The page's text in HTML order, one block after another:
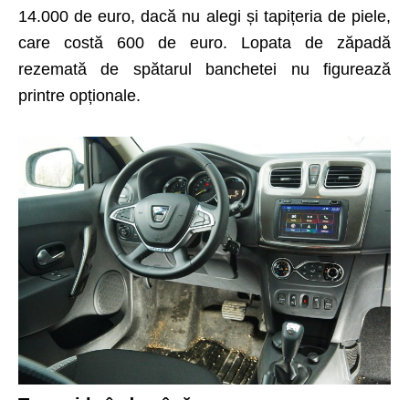
14.000 de euro, dacă nu alegi și tapițeria de piele,
care costă 600 de euro. Lopata de zăpadă
rezemată de spătarul banchetei nu figurează
printre opționale.